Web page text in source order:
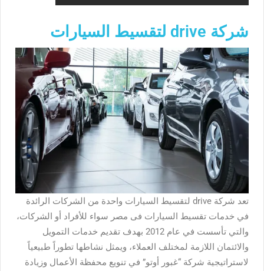
شركة drive لتقسيط السيارات
تعد شركة drive لتقسيط السيارات
واحدة من الشركات الرائدة
في خدمات تقسيط السيارات فى مصر سواء للأفراد أو الشركات،
والتي تأسست في عام 2012 بهدف تقديم خدمات التمويل
والائتمان اللازمة لمختلف العملاء، ويمثل نشاطها تطوراً طبيعياً
لاستراتيجية شركة “غبور أوتو” في تنويع محفظة الأعمال وزيادة